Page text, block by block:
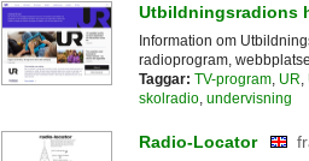
Utbildningsradions
Information om
radioprogram,
Taggar: TV-program, UR
skolradio, undervisning
Radio-Locator